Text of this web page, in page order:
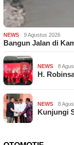
NEWS 9 Agustus 2026
Bangun Jalan di
NEWS 8
H.
NEWS 8
Kunjungi